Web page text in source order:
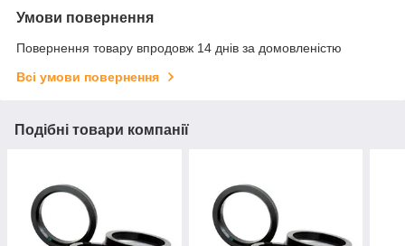
Умови повернення
Повернення товару впродовж 14 днів за домовленістю
Всі умови повернення
Подібні товари компанії